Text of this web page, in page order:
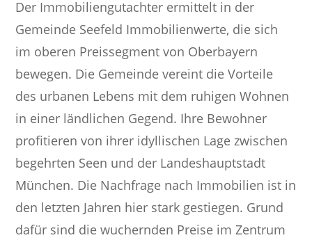
Der Immobiliengutachter ermittelt in der
Gemeinde Seefeld Immobilienwerte, die sich
im oberen Preissegment von Oberbayern
bewegen. Die Gemeinde vereint die Vorteile
des urbanen Lebens mit dem ruhigen Wohnen
in einer ländlichen Gegend. Ihre Bewohner
profitieren von ihrer idyllischen Lage zwischen
begehrten Seen und der Landeshauptstadt
München. Die Nachfrage nach Immobilien ist in
den letzten Jahren hier stark gestiegen. Grund
dafür sind die wuchernden Preise im Zentrum